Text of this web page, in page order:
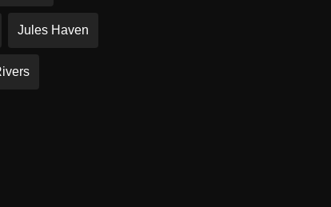
Jules Haven